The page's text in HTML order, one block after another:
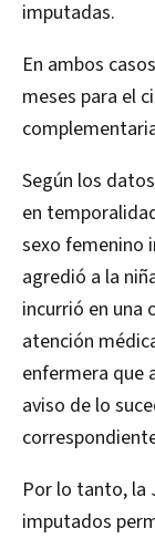
imputadas.
En ambos
meses para el
Según los
en
sexo femenino
agredió a la
incurrió en una
atención
enfermera que
aviso de lo
Por lo tanto, la
imputados